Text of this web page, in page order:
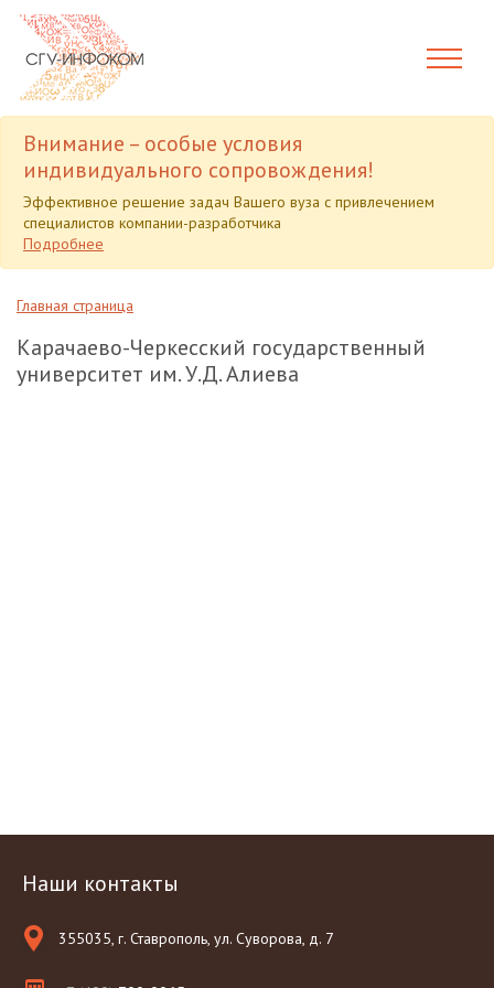
Внимание – особые условия
индивидуального сопровождения!
Эффективное решение задач Вашего вуза с привлечением
специалистов компании-разработчика
Подробнее
Главная страница
Карачаево-Черкесский государственный
университет им. У.Д. Алиева
Наши контакты
355035, г. Ставрополь, ул. Суворова, д. 7